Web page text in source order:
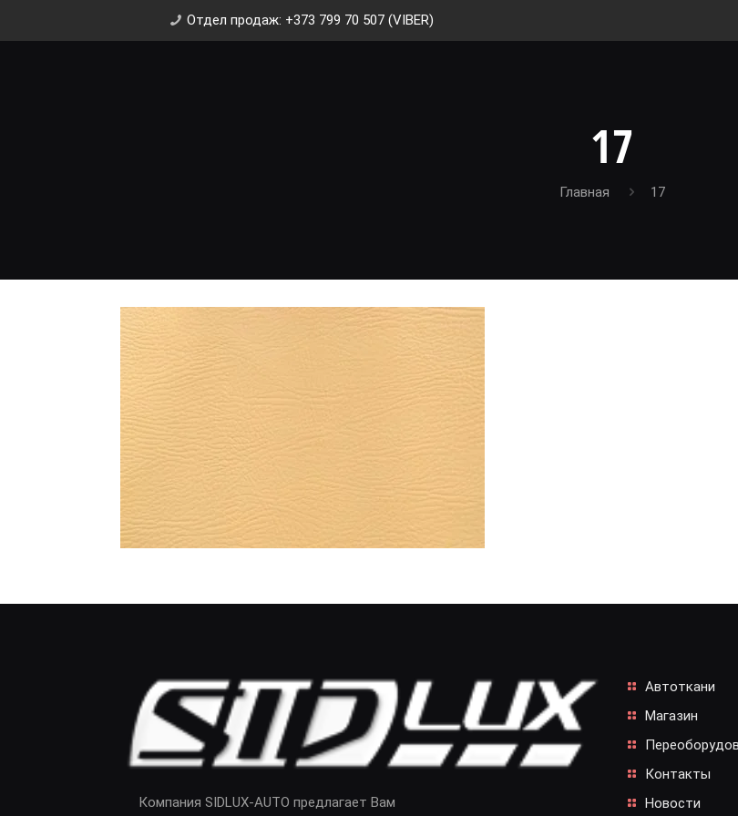
Отдел продаж: +373 799 70 507 (VIBER)
17
Главная 17
Компания SIDLUX-AUTO предлагает Вам
Автоткани
Магазин
Контакты
Новости